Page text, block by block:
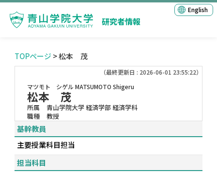
研究者情報
English
TOPページ > 松本 茂
（最終更新日 : 2026-06-01 23:55:22）
マツモト シゲル MATSUMOTO Shigeru
松本 茂
所属
青山学院大学 経済学部 経済学科
職種
教授
基幹教員
主要授業科目担当
担当科目